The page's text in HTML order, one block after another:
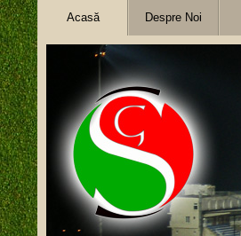
Acasă Despre Noi